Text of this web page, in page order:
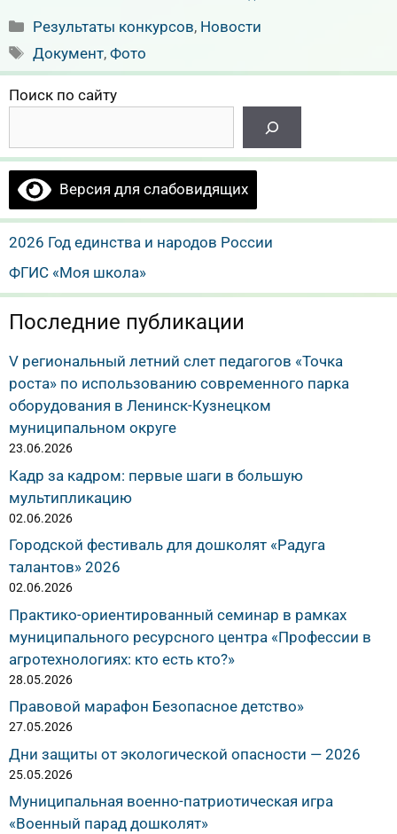
Рубрики
Результаты конкурсов, Новости
Метки
Документ,Фото
Поиск по сайту
Версия для слабовидящих
2026 Год единства и народов России
ФГИС «Моя школа»
Последние публикации
V региональный летний слет педагогов «Точка
роста» по использованию современного парка
оборудования в Ленинск-Кузнецком
муниципальном округе
23.06.2026
Кадр за кадром: первые шаги в большую
мультипликацию
02.06.2026
Городской фестиваль для дошколят «Радуга
талантов» 2026
02.06.2026
Практико-ориентированный семинар в рамках
муниципального ресурсного центра «Профессии в
агротехнологиях: кто есть кто?»
28.05.2026
Правовой марафон Безопасное детство»
27.05.2026
Дни защиты от экологической опасности — 2026
25.05.2026
Муниципальная военно-патриотическая игра
«Военный парад дошколят»